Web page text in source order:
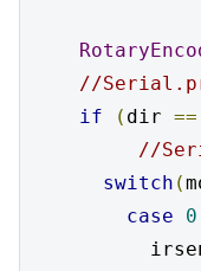
//
if
( dir ==
//
switch (
case
0